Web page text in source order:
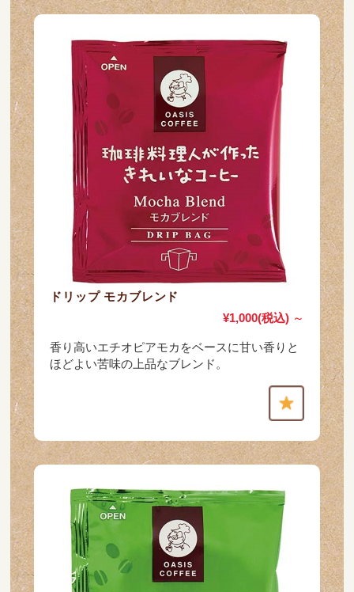
ドリップ モカブレンド
¥1,000(税込) ～
香り高いエチオピアモカをベースに甘い香りと
ほどよい苦味の上品なブレンド。